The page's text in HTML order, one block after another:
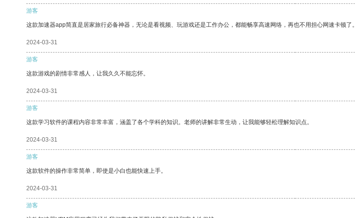
游客
这款加速器app简直是居家旅行必备神器，无论是看视频、玩游戏还是工作办公，都能畅享高速网络，再也不用担心网速卡顿了。
2024-03-31
游客
这款游戏的剧情非常感人，让我久久不能忘怀。
2024-03-31
游客
这款学习软件的课程内容非常丰富，涵盖了各个学科的知识。老师的讲解非常生动，让我能够轻松理解知识点。
2024-03-31
游客
这款软件的操作非常简单，即使是小白也能快速上手。
2024-03-31
游客